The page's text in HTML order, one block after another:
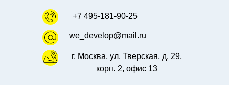
+7 495-181-90-25
г. Москва, ул. Тверская, д. 29,
корп. 2, офис 13
we_develop@mail.ru